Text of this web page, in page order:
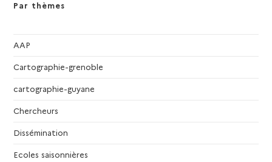
Par thèmes
AAP
Cartographie-grenoble
cartographie-guyane
Chercheurs
Dissémination
Ecoles saisonnières